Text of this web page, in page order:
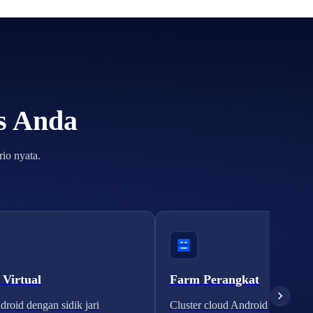
Anda
nyata.
Virtual
dengan sidik jari
Farm Perangkat
Cluster cloud Android yang